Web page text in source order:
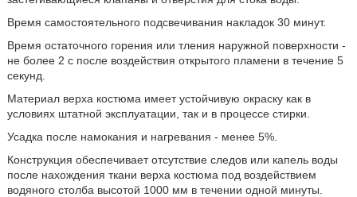
Время самостоятельного подсвечивания накладок 30 минут.
Время остаточного горения или тления наружной поверхности -
не более 2 с после воздействия открытого пламени в течение 5
секунд.
Материал верха костюма имеет устойчивую окраску как в
условиях штатной эксплуатации, так и в процессе стирки.
Усадка после намокания и нагревания - менее 5%.
Конструкция обеспечивает отсутствие следов или капель воды
после нахождения ткани верха костюма под воздействием
водяного столба высотой 1000 мм в течении одной минуты.